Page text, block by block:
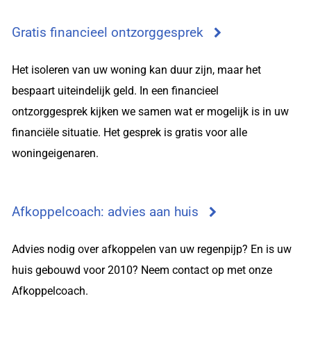
Gratis financieel ontzorggesprek
Het isoleren van uw woning kan duur zijn, maar het
bespaart uiteindelijk geld. In een financieel
ontzorggesprek kijken we samen wat er mogelijk is in uw
financiële situatie. Het gesprek is gratis voor alle
woningeigenaren.
Afkoppelcoach: advies aan huis
Advies nodig over afkoppelen van uw regenpijp? En is uw
huis gebouwd voor 2010? Neem contact op met onze
Afkoppelcoach.